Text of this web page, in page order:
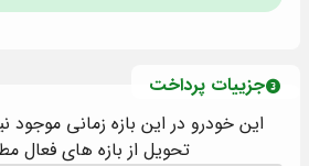
جزییات پرداخت
این خودرو در این بازه زمانی موجود
تحویل از بازه های فعال